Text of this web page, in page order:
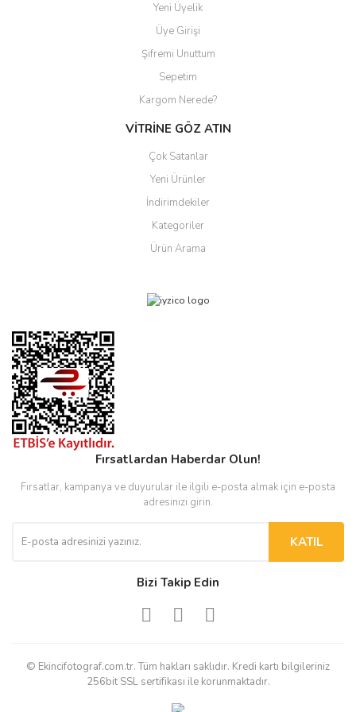
Yeni Üyelik
Üye Girişi
Şifremi Unuttum
Sepetim
Kargom Nerede?
VİTRİNE GÖZ ATIN
Çok Satanlar
Yeni Ürünler
İndirimdekiler
Kategoriler
Ürün Arama
Fırsatlardan Haberdar Olun!
Fırsatlar, kampanya ve duyurular ile ilgili e-posta almak için e-posta
adresinizi girin.
KATIL
Bizi Takip Edin
© Ekincifotograf.com.tr. Tüm hakları saklıdır. Kredi kartı bilgileriniz
256bit SSL sertifikası ile korunmaktadır.